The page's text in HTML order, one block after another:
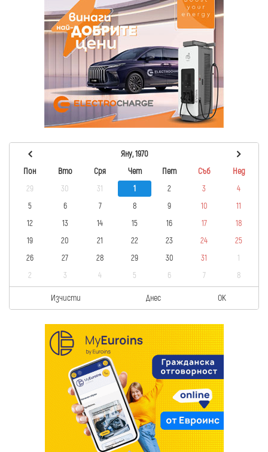
Яну, 1970
Пон
Вто Сря Чет Пет Съб
Нед
29
30 31 1 2 3
4
5
6 7 8 9 10
11
12
13 14 15 16 17
18
19
20 21 22 23 24
25
26
27 28 29 30 31
1
2
3 4 5 6 7 8
Изчисти Днес OK